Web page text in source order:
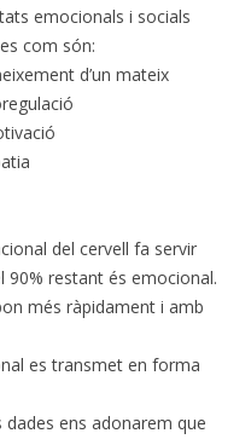
emocionals i socials
com són:
d’un mateix
del cervell fa servir
90% restant és emocional.
més ràpidament i amb
es transmet en forma
ens adonarem que